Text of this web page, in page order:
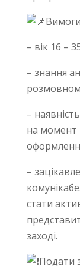
– вік 16 –
– знання
–
на момент
–
стати
заході.
Подати